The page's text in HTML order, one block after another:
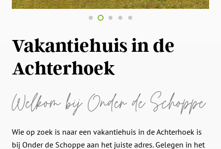
Vakantiehuis in de
Achterhoek
Welkom bij Onder de Schoppe
Wie op zoek is naar een vakantiehuis in de Achterhoek is
bij Onder de Schoppe aan het juiste adres. Gelegen in het